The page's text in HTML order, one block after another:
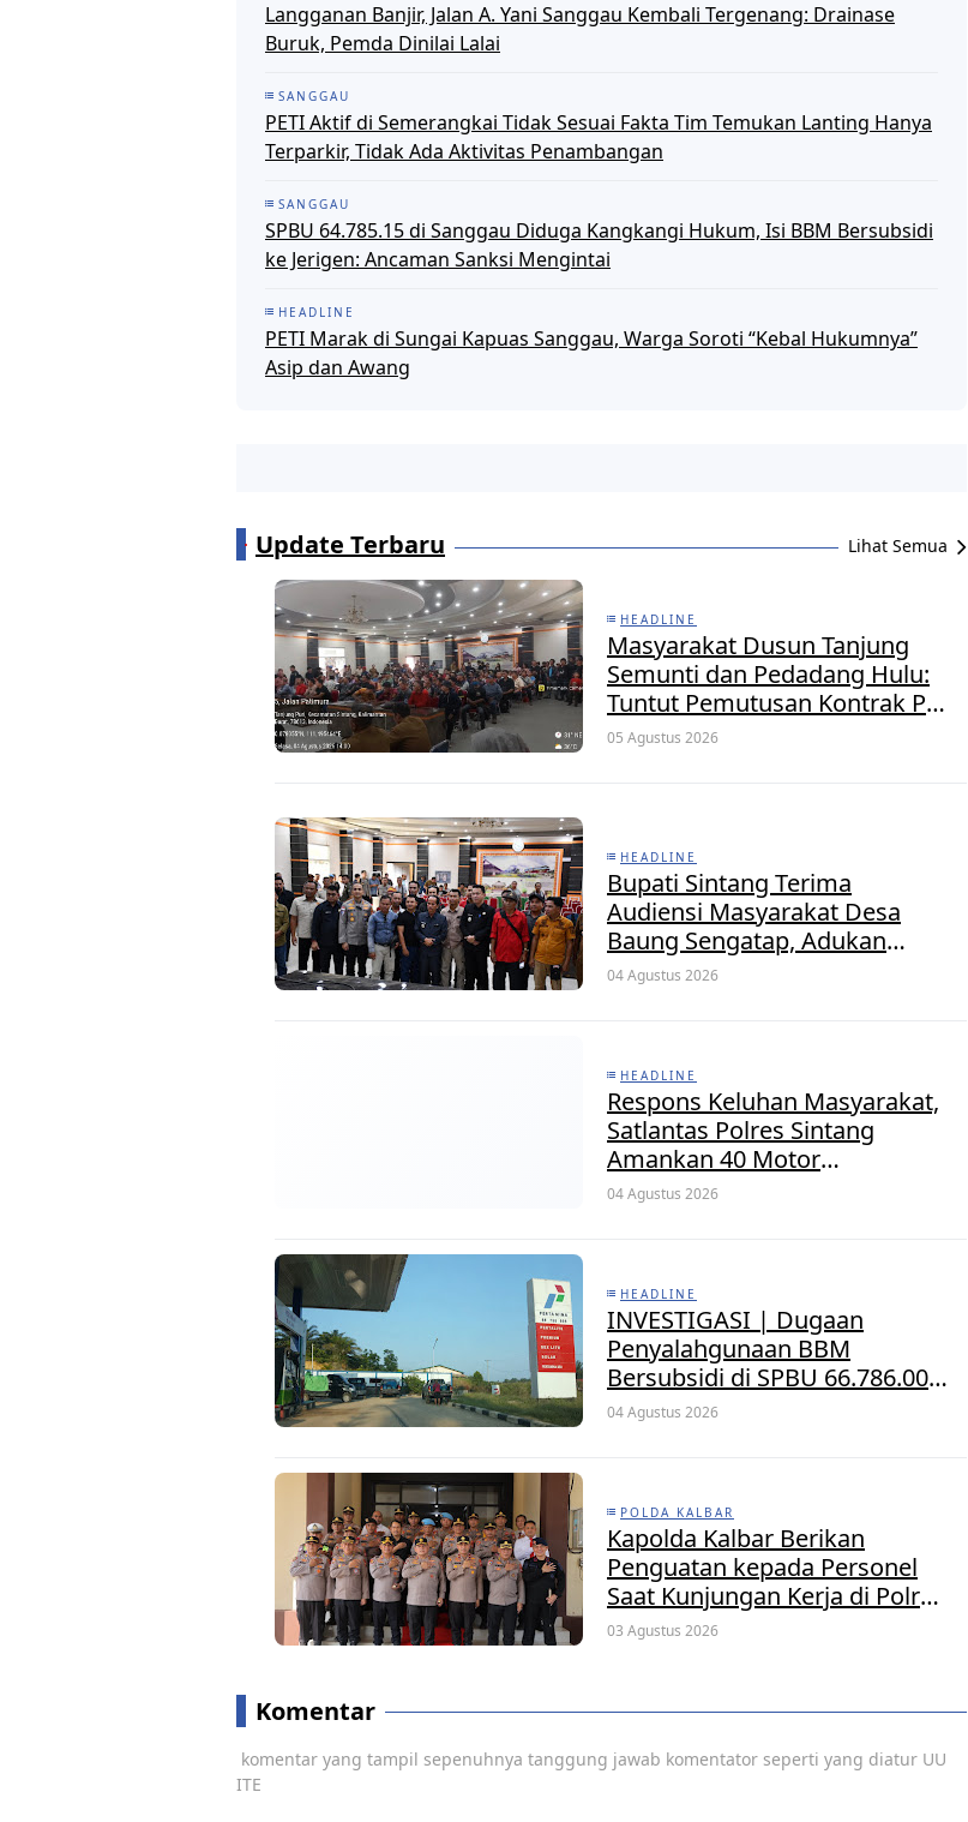
Langganan Banjir, Jalan A. Yani Sanggau Kembali Tergenang: Drainase
Buruk, Pemda Dinilai Lalai
SANGGAU
PETI Aktif di Semerangkai Tidak Sesuai Fakta Tim Temukan Lanting Hanya
Terparkir, Tidak Ada Aktivitas Penambangan
SANGGAU
SPBU 64.785.15 di Sanggau Diduga Kangkangi Hukum, Isi BBM Bersubsidi
ke Jerigen: Ancaman Sanksi Mengintai
HEADLINE
PETI Marak di Sungai Kapuas Sanggau, Warga Soroti “Kebal Hukumnya”
Asip dan Awang
Update Terbaru Lihat Semua
HEADLINE
Masyarakat Dusun Tanjung
Semunti dan Pedadang Hulu:
Tuntut Pemutusan Kontrak PT.
Satya Nusa Indah Perkasa
05 Agustus 2026
HEADLINE
Bupati Sintang Terima
Audiensi Masyarakat Desa
Baung Sengatap, Adukan
Masalah Dengan Investor
04 Agustus 2026
HEADLINE
Respons Keluhan Masyarakat,
Satlantas Polres Sintang
Amankan 40 Motor
Berknalpot Brong dalam
04 Agustus 2026
HEADLINE
INVESTIGASI | Dugaan
Penyalahgunaan BBM
Bersubsidi di SPBU 66.786.005
Senaning, APH Jangan Tutup
04 Agustus 2026
POLDA KALBAR
Kapolda Kalbar Berikan
Penguatan kepada Personel
Saat Kunjungan Kerja di Polres
Kayong Utara
03 Agustus 2026
Komentar
komentar yang tampil sepenuhnya tanggung jawab komentator seperti yang diatur UU
ITE